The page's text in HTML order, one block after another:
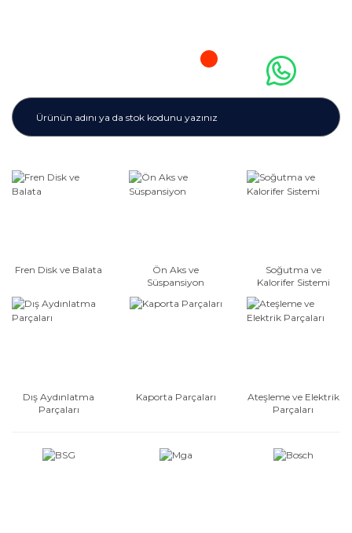
Fren Disk ve Balata
Ön Aks ve
Süspansiyon
Soğutma ve
Kalorifer Sistemi
Dış Aydınlatma
Parçaları
Kaporta Parçaları
Ateşleme ve Elektrik
Parçaları